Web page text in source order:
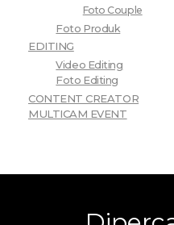
Foto Couple
Foto Produk
EDITING
Video Editing
Foto Editing
CONTENT CREATOR
MULTICAM EVENT